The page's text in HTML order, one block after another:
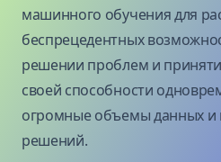
машинного обучения для
беспрецедентных
решении проблем и
своей способности
огромные объемы данных и
решений.